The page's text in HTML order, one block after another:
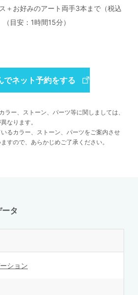
＋お好みのアート両手3本まで（税込
目安：1時間15分）
でネット予約をする
ラー、ストーン、パーツ等に関しましては、
なります。
るカラー、ストーン、パーツをご案内させ
すので、あらかじめご了承ください。
タ
ション